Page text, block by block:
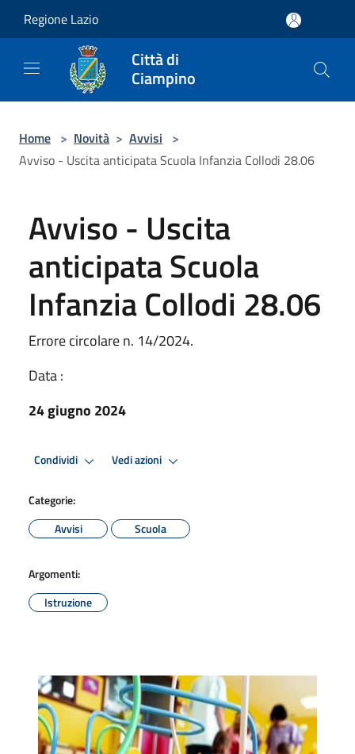
Regione Lazio
Città di
Ciampino
Home > Novità > Avvisi >
Avviso - Uscita anticipata Scuola Infanzia Collodi 28.06
Avviso - Uscita
anticipata Scuola
Infanzia Collodi 28.06
Errore circolare n. 14/2024.
Data :
24 giugno 2024
Condividi Vedi azioni
Categorie:
Avvisi
Scuola
Argomenti:
Istruzione